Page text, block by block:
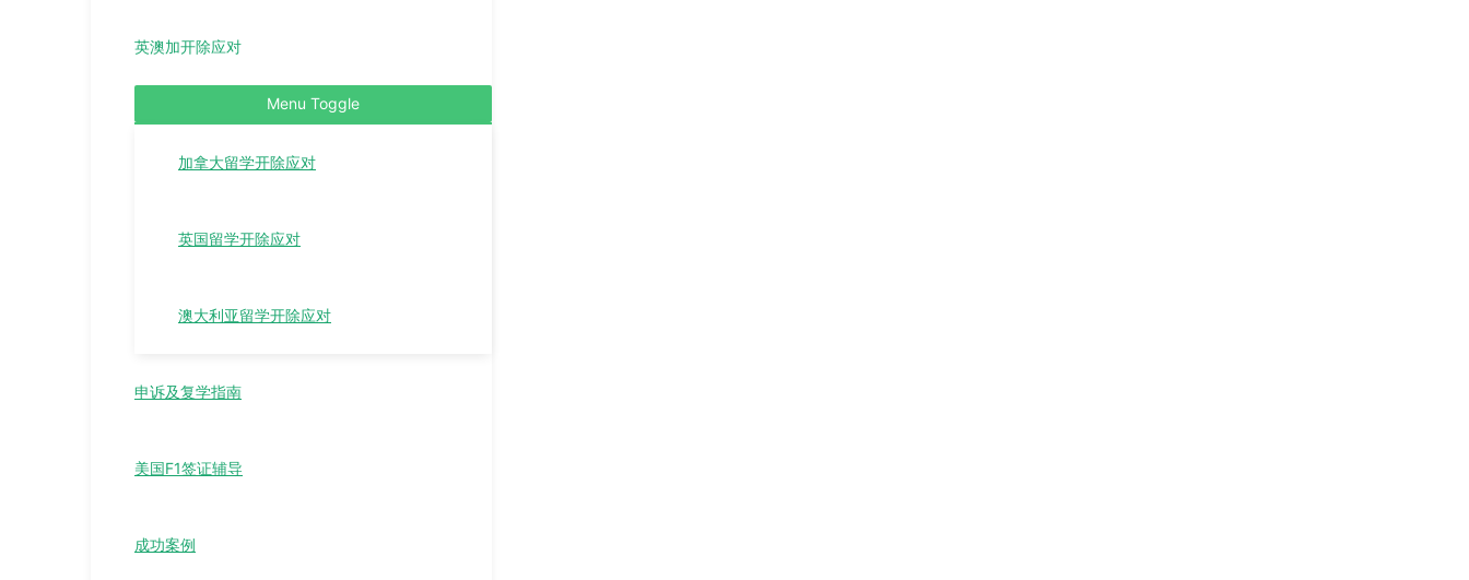
英澳加开除应对
Menu Toggle
加拿大留学开除应对
英国留学开除应对
澳大利亚留学开除应对
申诉及复学指南
美国F1签证辅导
成功案例